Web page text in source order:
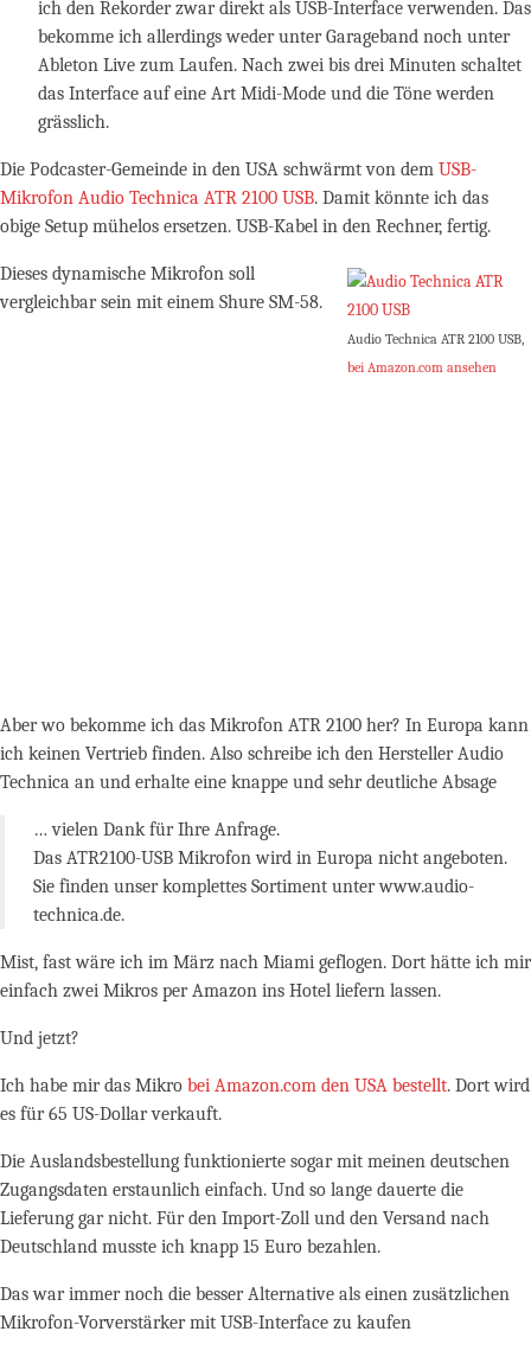
ich den Rekorder zwar direkt als USB-Interface verwenden. Das
bekomme ich allerdings weder unter Garageband noch unter
Ableton Live zum Laufen. Nach zwei bis drei Minuten schaltet
das Interface auf eine Art Midi-Mode und die Töne werden
grässlich.
Die Podcaster-Gemeinde in den USA schwärmt von dem USB-
Mikrofon Audio Technica ATR 2100 USB. Damit könnte ich das
obige Setup mühelos ersetzen. USB-Kabel in den Rechner, fertig.
Audio Technica ATR 2100 USB,
bei Amazon.com ansehen
Dieses dynamische Mikrofon soll
vergleichbar sein mit einem Shure SM-58.
Aber wo bekomme ich das Mikrofon ATR 2100 her? In Europa kann
ich keinen Vertrieb finden. Also schreibe ich den Hersteller Audio
Technica an und erhalte eine knappe und sehr deutliche Absage
… vielen Dank für Ihre Anfrage.
Das ATR2100-USB Mikrofon wird in Europa nicht angeboten.
Sie finden unser komplettes Sortiment unter www.audio-
technica.de.
Mist, fast wäre ich im März nach Miami geflogen. Dort hätte ich mir
einfach zwei Mikros per Amazon ins Hotel liefern lassen.
Und jetzt?
Ich habe mir das Mikro bei Amazon.com den USA bestellt. Dort wird
es für 65 US-Dollar verkauft.
Die Auslandsbestellung funktionierte sogar mit meinen deutschen
Zugangsdaten erstaunlich einfach. Und so lange dauerte die
Lieferung gar nicht. Für den Import-Zoll und den Versand nach
Deutschland musste ich knapp 15 Euro bezahlen.
Das war immer noch die besser Alternative als einen zusätzlichen
Mikrofon-Vorverstärker mit USB-Interface zu kaufen